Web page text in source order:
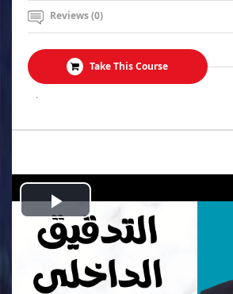
Reviews (0)
Take This Course
.
Play
Video